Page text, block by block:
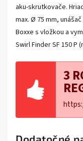
aku-skrutkovače.
max. Ø 75 mm,
Boxxe s vložkou a
Swirl Finder SF 150 P
3